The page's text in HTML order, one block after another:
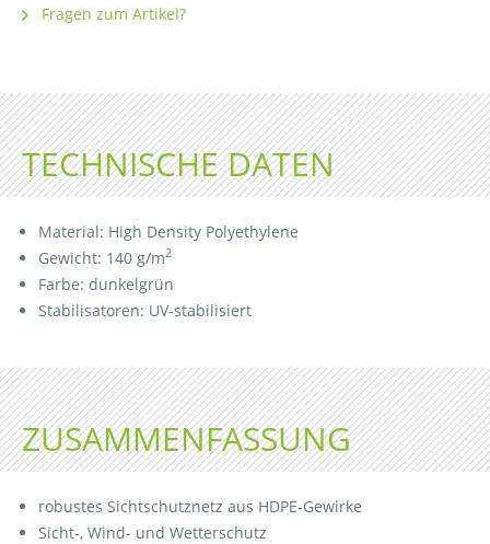
Fragen zum Artikel?
TECHNISCHE DATEN
Material: High Density Polyethylene
Gewicht: 140 g/m2
Farbe: dunkelgrün
Stabilisatoren: UV-stabilisiert
ZUSAMMENFASSUNG
robustes Sichtschutznetz aus HDPE-Gewirke
Sicht-, Wind- und Wetterschutz